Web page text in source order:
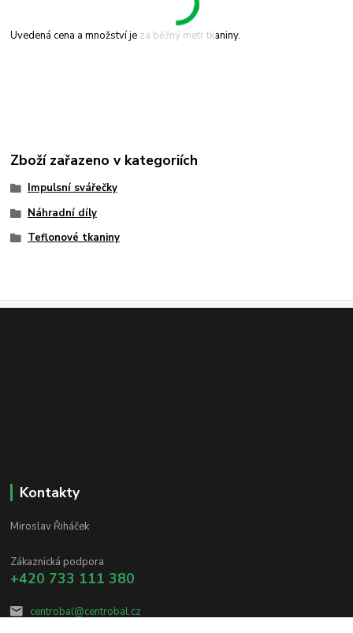
Uvedená cena a množství je za běžný metr tkaniny.
Zboží zařazeno v kategoriích
Impulsní svářečky
Náhradní díly
Teflonové tkaniny
Kontakty
Miroslav Řiháček
Zákaznická podpora
+420 733 111 380
centrobal@centrobal.cz